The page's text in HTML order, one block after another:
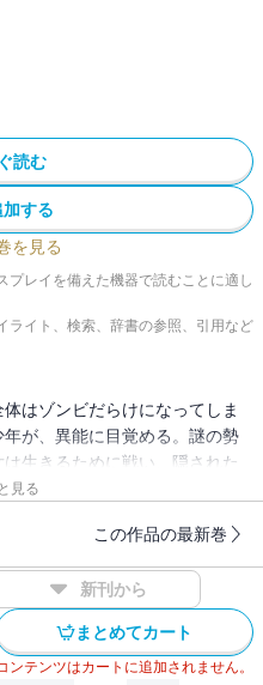
読む
する
を見る
レイを備えた機器で読むことに適し
ライト、検索、辞書の参照、引用など
はゾンビだらけになってしま
が、異能に目覚める。謎の勢
生きるために戦い、隠された
に出る……
見る
この作品の最新巻
新刊から
まとめてカート
テンツはカートに追加されません。